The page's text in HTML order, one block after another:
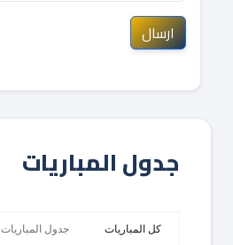
ارسال
جدول المباريات
كل المباريات جدول المباريات